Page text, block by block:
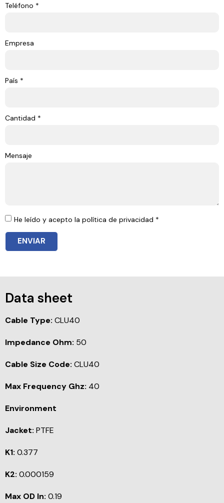
Teléfono *
Empresa
País *
Cantidad *
Mensaje
He leído y acepto la política de privacidad *
ENVIAR
Data sheet
Cable Type: CLU40
Impedance Ohm: 50
Cable Size Code: CLU40
Max Frequency Ghz: 40
Environment
Jacket: PTFE
K1: 0.377
K2: 0.000159
Max OD In: 0.19